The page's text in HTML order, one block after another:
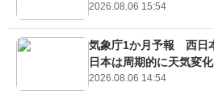
2026.08.06 15:54
気象庁1か月予報 西日
日本は周期的に天気変化
2026.08.06 14:54